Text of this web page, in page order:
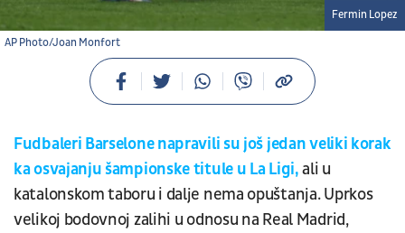
AP Photo/Joan Monfort
Fermin Lopez
Fudbaleri Barselone napravili su još jedan veliki korak
ka osvajanju šampionske titule u La Ligi,ali u
katalonskom taboru i dalje nema opuštanja. Uprkos
velikoj bodovnoj zalihi u odnosu na Real Madrid,